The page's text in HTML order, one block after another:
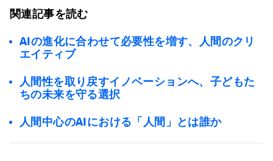
関連記事を読む
AIの進化に合わせて必要性を増す、人間のクリ
エイティブ
人間性を取り戻すイノベーションへ、子どもた
ちの未来を守る選択
人間中心のAIにおける「人間」とは誰か